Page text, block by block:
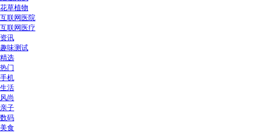
花草植物
互联网医院
互联网医疗
资讯
趣味测试
精选
热门
手机
生活
风尚
亲子
数码
美食